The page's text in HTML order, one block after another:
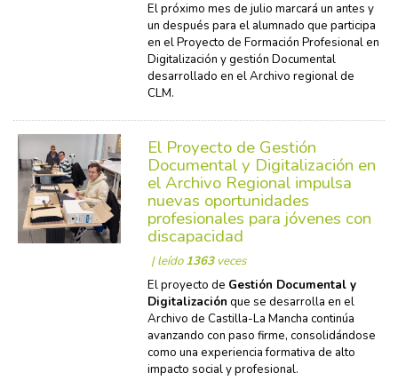
El próximo mes de julio marcará un antes y
un después para el alumnado que participa
en el Proyecto de Formación Profesional en
Digitalización y gestión Documental
desarrollado en el Archivo regional de
CLM.
El Proyecto de Gestión
Documental y Digitalización en
el Archivo Regional impulsa
nuevas oportunidades
profesionales para jóvenes con
discapacidad
| leído1363veces
El proyecto de Gestión Documental y
Digitalización que se desarrolla en el
Archivo de Castilla-La Mancha continúa
avanzando con paso firme, consolidándose
como una experiencia formativa de alto
impacto social y profesional.